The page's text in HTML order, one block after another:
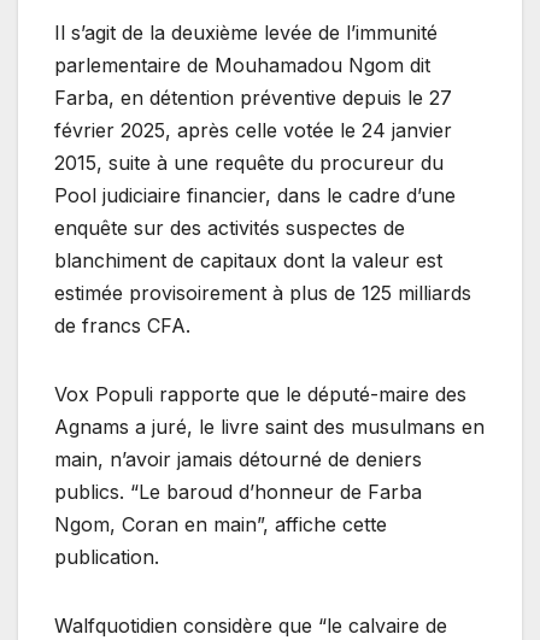
Il s’agit de la deuxième levée de l’immunité
parlementaire de Mouhamadou Ngom dit
Farba, en détention préventive depuis le 27
février 2025, après celle votée le 24 janvier
2015, suite à une requête du procureur du
Pool judiciaire financier, dans le cadre d’une
enquête sur des activités suspectes de
blanchiment de capitaux dont la valeur est
estimée provisoirement à plus de 125 milliards
de francs CFA.
Vox Populi rapporte que le député-maire des
Agnams a juré, le livre saint des musulmans en
main, n’avoir jamais détourné de deniers
publics. “Le baroud d’honneur de Farba
Ngom, Coran en main”, affiche cette
publication.
Walfquotidien considère que “le calvaire de